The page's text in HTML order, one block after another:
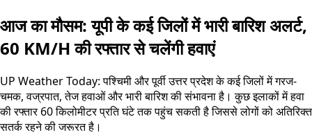
आज का मौसम: यूपी के कई जिलों में भारी बारिश अलर्ट,
60 KM/H की रफ्तार से चलेंगी हवाएं
UP Weather Today: पश्चिमी और पूर्वी उत्तर प्रदेश के कई जिलों में गरज-
चमक, वज्रपात, तेज हवाओं और भारी बारिश की संभावना है। कुछ इलाकों में हवा
की रफ्तार 60 किलोमीटर प्रति घंटे तक पहुंच सकती है जिससे लोगों को अतिरिक्त
सतर्क रहने की जरूरत है।